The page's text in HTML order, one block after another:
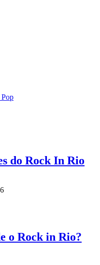
do Rock In Rio
o Rock in Rio?